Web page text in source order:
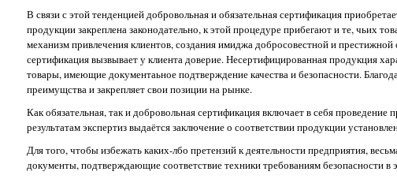
В связи с этой тенденцией добровольная и обязательная сертификация
продукции закреплена законодательно, к этой процедуре прибегают и те, чьих
механизм привлечения клиентов, создания имиджа добросовестной и
сертификация вызвывает у клиента доверие. Несертифицированная продукция
товары, имеющие документаьное подтверждение качества и безопасности.
преимущства и закрепляет свои позиции на рынке.
Как обязательная, так и добровольная сертификация включает в себя
результатам экспертиз выдаётся заключение о соответствии продукции
Для того, чтобы избежать каких-лбо претензий к деятельности предприятия,
документы, подтверждающие соответствие техники требованиям безопасности в